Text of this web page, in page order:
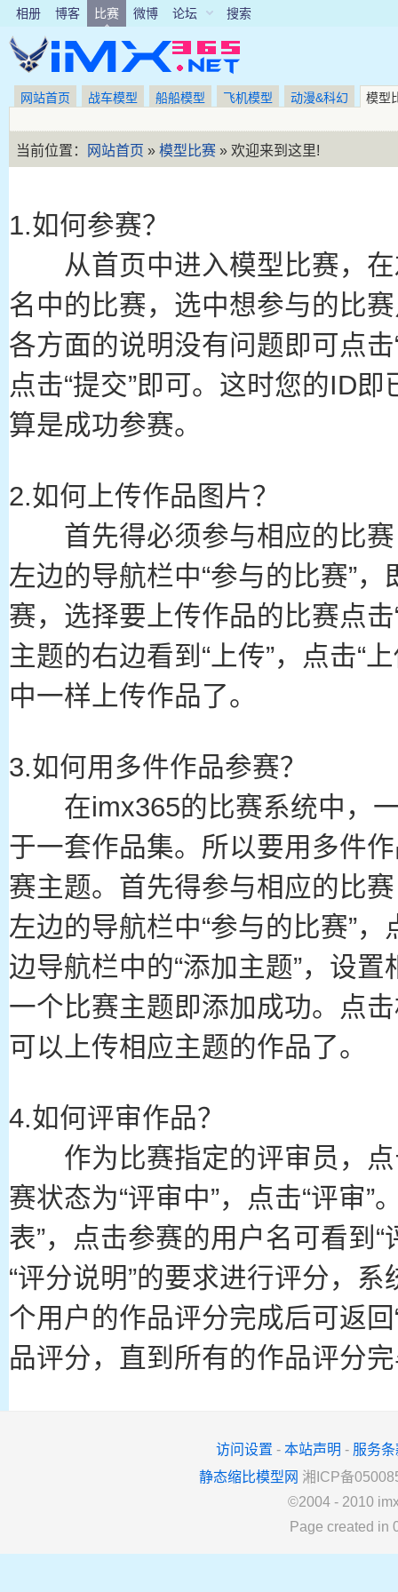
相册 博客 比赛 微博 论坛 搜索
网站首页 战车模型 船船模型 飞机模型 动漫&科幻 模型
当前位置： 网站首页 » 模型比赛 » 欢迎来到这里!
1.如何参赛？
从首页中进入模型比赛，在
名中的比赛，选中想参与的比
各方面的说明没有问题即可点
点击“提交”即可。这时您的ID
算是成功参赛。
2.如何上传作品图片？
首先得必须参与相应的比赛
左边的导航栏中“参与的比赛”
赛，选择要上传作品的比赛点
主题的右边看到“上传”，点击“
中一样上传作品了。
3.如何用多件作品参赛？
在imx365的比赛系统中，一
于一套作品集。所以要用多件
赛主题。首先得参与相应的比
左边的导航栏中“参与的比赛”，
边导航栏中的“添加主题”，设
一个比赛主题即添加成功。点
可以上传相应主题的作品了。
4.如何评审作品？
作为比赛指定的评审员，点
赛状态为“评审中”，点击“评审”
表”，点击参赛的用户名可看到
“评分说明”的要求进行评分，
个用户的作品评分完成后可返
品评分，直到所有的作品评分
访问设置 - 本站声明 - 服务条
静态缩比模型网 湘ICP备
©2004 - 2010
Page created in